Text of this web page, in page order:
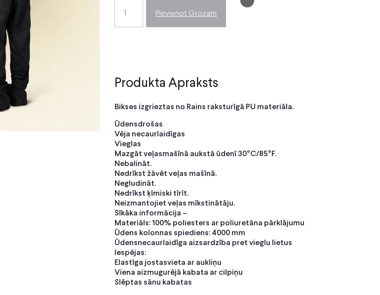
Pievienot Grozam
Produkta Apraksts
Bikses izgrieztas no Rains raksturīgā PU materiāla.
Ūdensdrošas
Vēja necaurlaidīgas
Vieglas
Mazgāt veļasmašīnā aukstā ūdenī 30°C/85°F.
Nebalināt.
Nedrīkst žāvēt veļas mašīnā.
Negludināt.
Nedrīkst ķīmiski tīrīt.
Neizmantojiet veļas mīkstinātāju.
Sīkāka informācija –
Materiāls: 100% poliesters ar poliuretāna pārklājumu
Ūdens kolonnas spiediens: 4000 mm
Ūdensnecaurlaidīga aizsardzība pret vieglu lietus
Iespējas:
Elastīga jostasvieta ar aukliņu
Viena aizmugurējā kabata ar cilpiņu
Slēptas sānu kabatas